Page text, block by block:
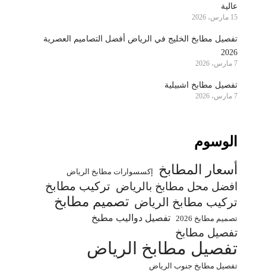
عالية
15 مارس، 2026
تفصيل مطابخ الخليج في الرياض أفضل التصاميم العصرية
2026
7 مارس، 2026
تفصيل مطابخ اشبيلية
7 مارس، 2026
الوسوم
أسعار المطابخ إكسسوارات مطابخ الرياض
افضل محل مطابخ بالرياض تركيب مطابخ
تركيب مطابخ الرياض تصميم مطابخ
تصميم مطابخ 2026 تفصيل دواليب مطبخ
تفصيل مطابخ
تفصيل مطابخ الرياض
تفصيل مطابخ جنوب الرياض